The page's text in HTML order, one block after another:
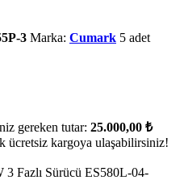
3 Marka: Cumark 5 adet
gereken tutar: 25.000,00 ₺
ücretsiz kargoya ulaşabilirsiniz!
Fazlı Sürücü ES580L-04-